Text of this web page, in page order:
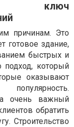
ключ
причинам. Это
готовое здание,
быстрых и
подход, который
оказывают
очень важный
обратить
Строительство